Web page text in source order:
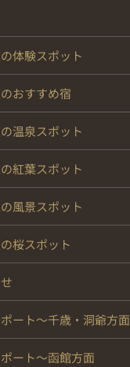
体験スポット
おすすめ宿
温泉スポット
紅葉スポット
風景スポット
桜スポット
ート～千歳・洞爺方面
ート～函館方面